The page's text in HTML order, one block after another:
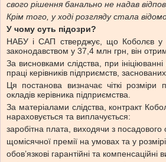
свого рішення банально не надав
Крім того, у ході розгляду стала
У чому суть підозри?
НАБУ і САП стверджує, що Коболєв у
законодавством у 37,4 млн грн, він
За висновками слідства, при
праці керівників підприємств,
Ця постанова визначає чіткі
окладів керівника підприємства.
За матеріалами слідства, контракт
нараховується та виплачується:
заробітна плата, виходячи з
щомісячної премії на умовах та у
обов’язкові гарантійні та